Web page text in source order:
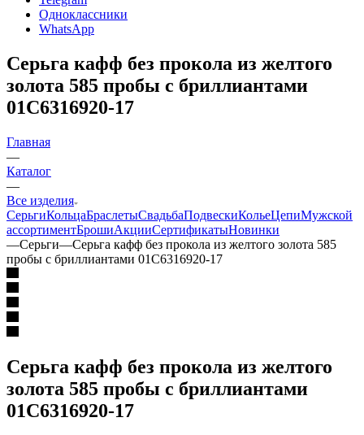
Одноклассники
WhatsApp
Серьга кафф без прокола из желтого
золота 585 пробы с бриллиантами
01С6316920-17
Главная
—
Каталог
—
Все изделия
СерьгиКольцаБраслетыСвадьбаПодвескиКольеЦепиМужской
ассортиментБрошиАкцииСертификатыНовинки
—Серьги—Серьга кафф без прокола из желтого золота 585
пробы с бриллиантами 01С6316920-17
Серьга кафф без прокола из желтого
золота 585 пробы с бриллиантами
01С6316920-17